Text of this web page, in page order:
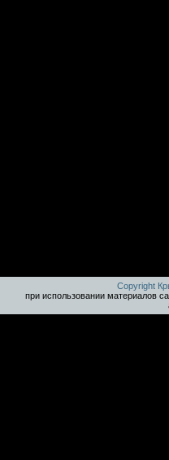
Copyright
при использовании материалов